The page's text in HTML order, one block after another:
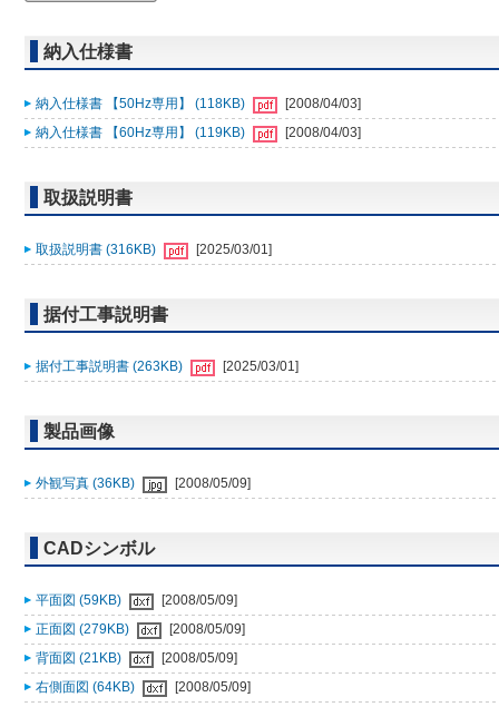
納入仕様書
納入仕様書 【50Hz専用】 (118KB)
[2008/04/03]
納入仕様書 【60Hz専用】 (119KB)
[2008/04/03]
取扱説明書
取扱説明書 (316KB) [2025/03/01]
据付工事説明書
据付工事説明書 (263KB) [2025/03/01]
製品画像
外観写真 (36KB) [2008/05/09]
CADシンボル
平面図 (59KB)
[2008/05/09]
正面図 (279KB)
[2008/05/09]
背面図 (21KB)
[2008/05/09]
右側面図 (64KB)
[2008/05/09]